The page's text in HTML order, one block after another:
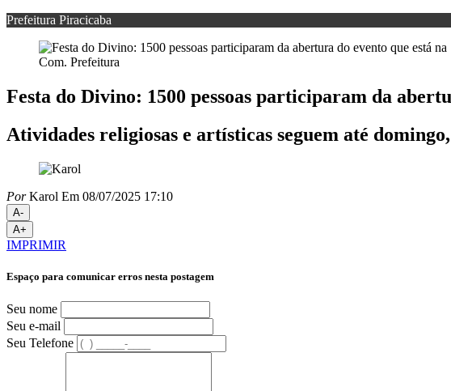
Prefeitura Piracicaba
Com. Prefeitura
Festa do Divino: 1500 pessoas participaram da
Atividades religiosas e artísticas seguem até
PorKarol Em 08/07/2025 17:10
A-
A+
IMPRIMIR
Espaço para comunicar erros nesta postagem
Seu nome
Seu e-mail
Seu Telefone